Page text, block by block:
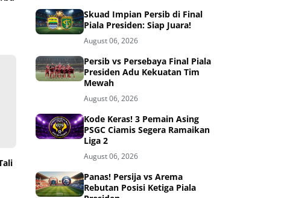
Skuad Impian Persib di Final
Piala Presiden: Siap Juara!
August 06, 2026
Persib vs Persebaya Final Piala
Presiden Adu Kekuatan Tim
Mewah
August 06, 2026
Kode Keras! 3 Pemain Asing
PSGC Ciamis Segera Ramaikan
Liga 2
August 06, 2026
Panas! Persija vs Arema
Rebutan Posisi Ketiga Piala